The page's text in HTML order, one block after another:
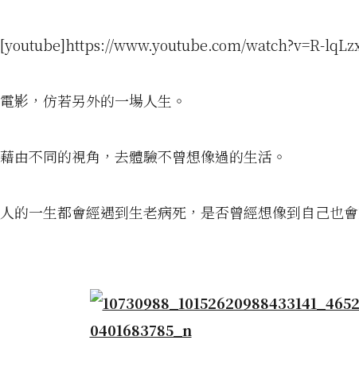
[youtube]https://www.youtube.com/watch?v=R-
電影，仿若另外的一場人生。
藉由不同的視角，去體驗不曾想像過的生活。
人的一生都會經遇到生老病死，是否曾經想像到自己也